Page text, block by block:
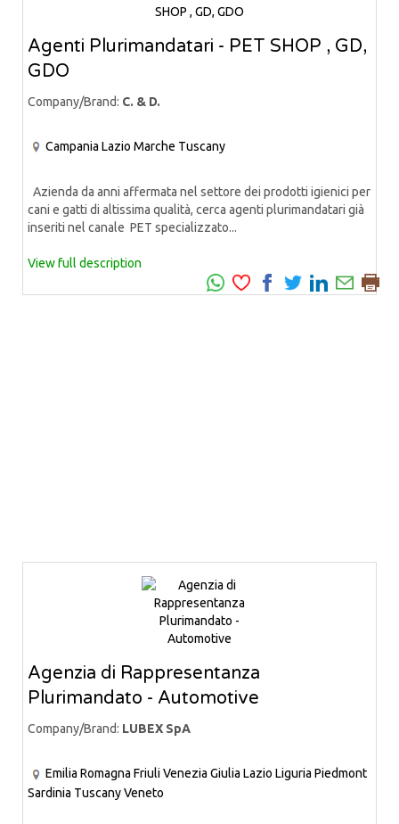
Agenti Plurimandatari - PET SHOP , GD,
GDO
Company/Brand: C. & D.
Campania Lazio Marche Tuscany
Azienda da anni affermata nel settore dei prodotti igienici per
cani e gatti di altissima qualità, cerca agenti plurimandatari già
inseriti nel canale PET specializzato...
View full description
Agenzia di Rappresentanza
Plurimandato - Automotive
Company/Brand: LUBEX SpA
Emilia Romagna Friuli Venezia Giulia Lazio Liguria Piedmont
Sardinia TuscanyVeneto